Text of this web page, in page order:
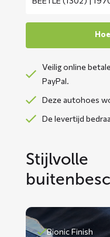
Veilig online
PayPal.
Deze autohoes
De levertijd
Stijlvolle
Bionic Finish